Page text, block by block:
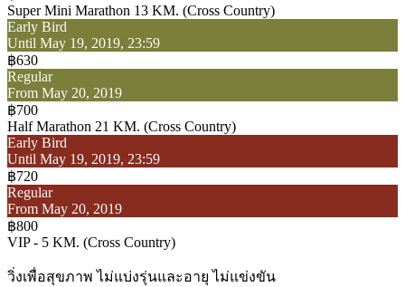
Super Mini Marathon 13 KM. (Cross Country)
Early Bird
Until May 19, 2019, 23:59
฿630
Regular
From May 20, 2019
฿700
Half Marathon 21 KM. (Cross Country)
Early Bird
Until May 19, 2019, 23:59
฿720
Regular
From May 20, 2019
฿800
VIP - 5 KM. (Cross Country)
วิ่งเพื่อสุขภาพ ไม่แบ่งรุ่นและอายุ ไม่แข่งขัน